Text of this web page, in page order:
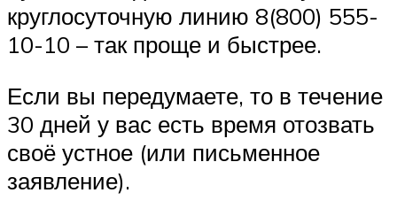
круглосуточную линию 8(800) 555-
10-10 – так проще и быстрее.
Если вы передумаете, то в течение
30 дней у вас есть время отозвать
своё устное (или письменное
заявление).